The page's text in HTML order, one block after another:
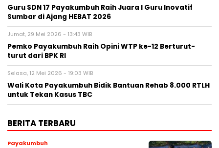
Guru SDN 17 Payakumbuh Raih Juara I Guru Inovatif
Sumbar di Ajang HEBAT 2026
Jumat, 29 Mei 2026 - 13:43 WIB
Pemko Payakumbuh Raih Opini WTP ke-12 Berturut-
turut dari BPK RI
Selasa, 12 Mei 2026 - 19:03 WIB
Wali Kota Payakumbuh Bidik Bantuan Rehab 8.000 RTLH
untuk Tekan Kasus TBC
BERITA TERBARU
Payakumbuh